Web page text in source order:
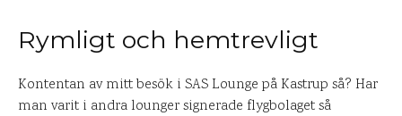
Rymligt och hemtrevligt
Kontentan av mitt besök i SAS Lounge på Kastrup så? Har
man varit i andra lounger signerade flygbolaget så